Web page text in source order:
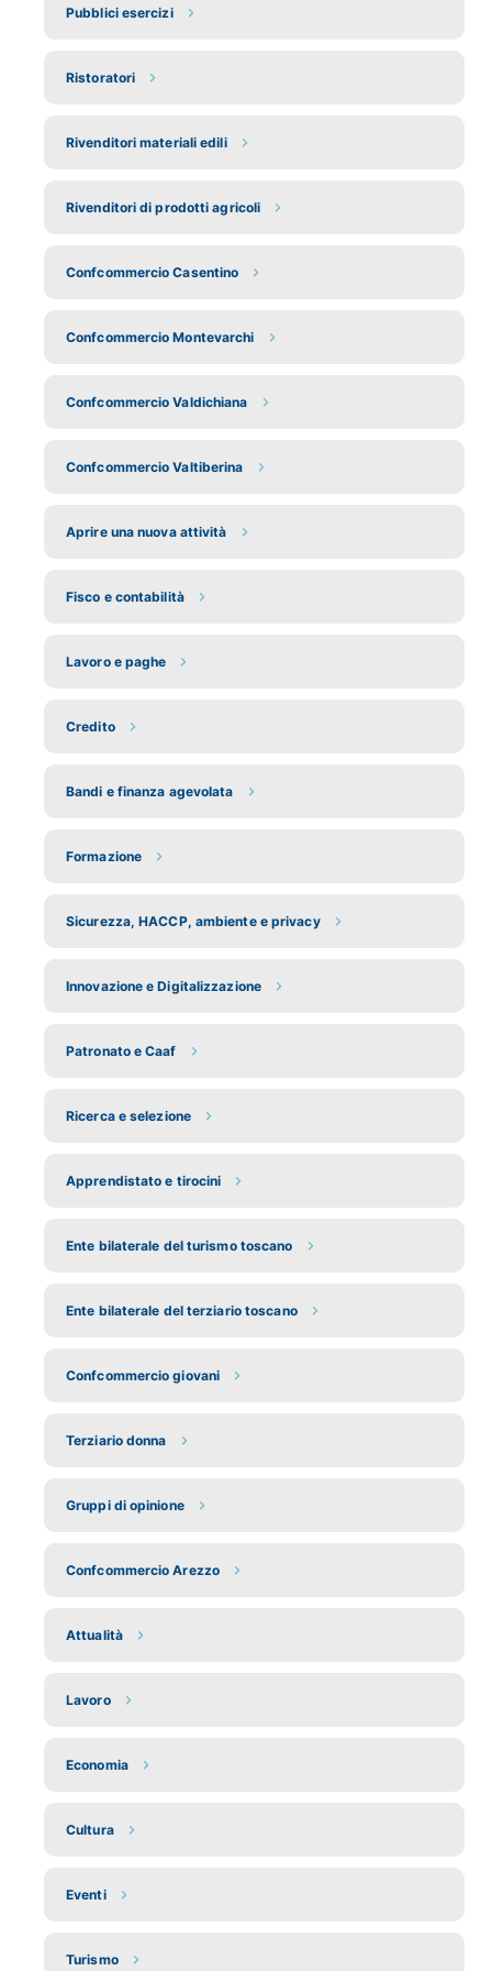
Pubblici esercizi
Ristoratori
Rivenditori materiali edili
Rivenditori di prodotti agricoli
Confcommercio Casentino
Confcommercio Montevarchi
Confcommercio Valdichiana
Confcommercio Valtiberina
Aprire una nuova attività
Fisco e contabilità
Lavoro e paghe
Credito
Bandi e finanza agevolata
Formazione
Sicurezza, HACCP, ambiente e privacy
Innovazione e Digitalizzazione
Patronato e Caaf
Ricerca e selezione
Apprendistato e tirocini
Ente bilaterale del turismo toscano
Ente bilaterale del terziario toscano
Confcommercio giovani
Terziario donna
Gruppi di opinione
Confcommercio Arezzo
Attualità
Lavoro
Economia
Cultura
Eventi
Turismo